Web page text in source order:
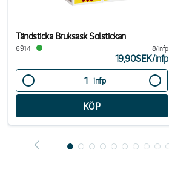
Tändsticka Bruksask Solstickan
6914 8/infp
19,90SEK/infp
infp